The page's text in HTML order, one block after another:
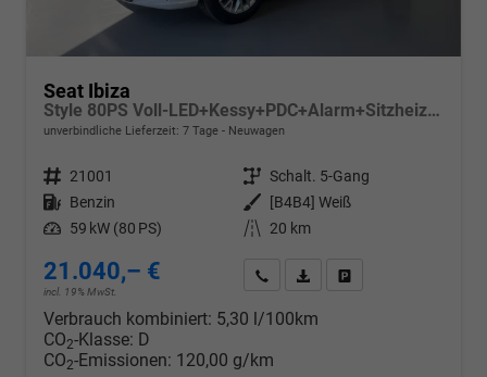
Seat Ibiza
Style 80PS Voll-LED+Kessy+PDC+Alarm+Sitzheizung+Kamera+App-Connect
unverbindliche Lieferzeit: 7 Tage Neuwagen
Fahrzeugnr. 21001 Getriebe Schalt. 5-Gang
Kraftstoff Benzin Außenfarbe
[B4B4] Weiß
Leistung 59 kW (80 PS) Kilometerstand 20 km
21.040,– €
incl. 19% MwSt.
Wir rufen Sie anPDF-Datei, Fahrzeugexposé
Verbrauch kombiniert: 5,30 l/100km
CO2-Klasse: D
CO2-Emissionen: 120,00 g/km